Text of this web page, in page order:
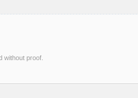
without proof.